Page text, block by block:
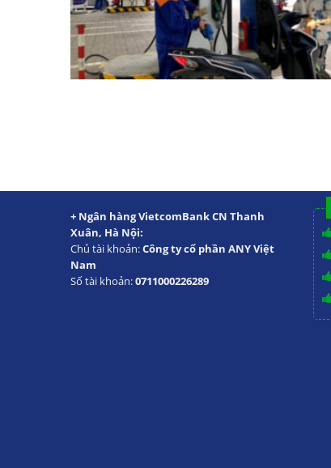
+ Ngân hàng VietcomBank CN Thanh
Xuân, Hà Nội:
Chủ tài khoản:Công ty cổ phần ANY Việt
Nam
Số tài khoản:0711000226289